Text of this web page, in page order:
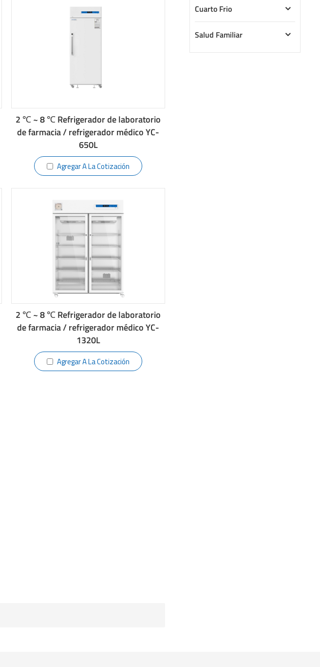
2 ℃ ~ 8 ℃ Refrigerador de laboratorio
de farmacia / refrigerador médico YC-
650L
Agregar A La Cotización
2 ℃ ~ 8 ℃ Refrigerador de laboratorio
de farmacia / refrigerador médico YC-
1320L
Agregar A La Cotización
Cuarto Frio
Salud Familiar